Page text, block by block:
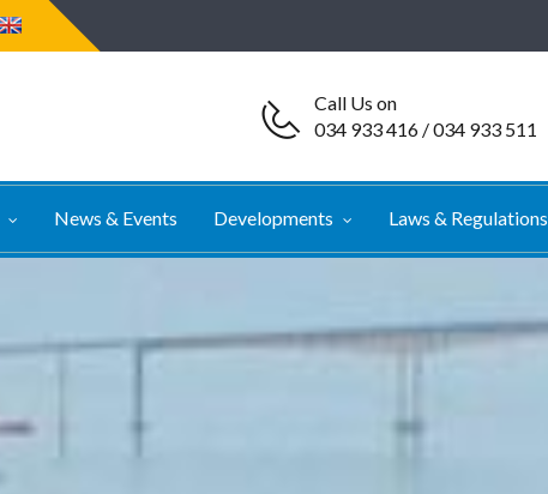
Call Us on
034 933 416 / 034 933 511
News & Events Developments Laws & Regulations